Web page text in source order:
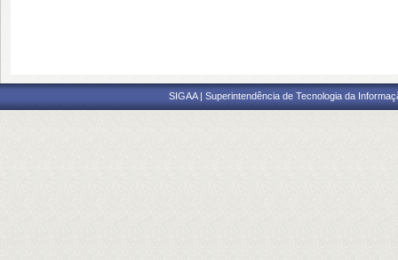
SIGAA | Superintendência de Tecnologia da